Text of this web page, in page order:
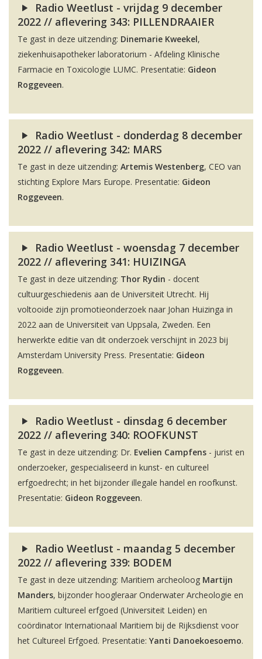
Radio Weetlust - vrijdag 9 december
2022 // aflevering 343: PILLENDRAAIER
Te gast in deze uitzending: Dinemarie Kweekel,
ziekenhuisapotheker laboratorium - Afdeling Klinische
Farmacie en Toxicologie LUMC. Presentatie: Gideon
Roggeveen.
Radio Weetlust - donderdag 8 december
2022 // aflevering 342: MARS
Te gast in deze uitzending: Artemis Westenberg, CEO van
stichting Explore Mars Europe. Presentatie: Gideon
Roggeveen.
Radio Weetlust - woensdag 7 december
2022 // aflevering 341: HUIZINGA
Te gast in deze uitzending: Thor Rydin - docent
cultuurgeschiedenis aan de Universiteit Utrecht. Hij
voltooide zijn promotieonderzoek naar Johan Huizinga in
2022 aan de Universiteit van Uppsala, Zweden. Een
herwerkte editie van dit onderzoek verschijnt in 2023 bij
Amsterdam University Press. Presentatie: Gideon
Roggeveen.
Radio Weetlust - dinsdag 6 december
2022 // aflevering 340: ROOFKUNST
Te gast in deze uitzending: Dr. Evelien Campfens - jurist en
onderzoeker, gespecialiseerd in kunst- en cultureel
erfgoedrecht; in het bijzonder illegale handel en roofkunst.
Presentatie: Gideon Roggeveen.
Radio Weetlust - maandag 5 december
2022 // aflevering 339: BODEM
Te gast in deze uitzending: Maritiem archeoloog Martijn
Manders, bijzonder hoogleraar Onderwater Archeologie en
Maritiem cultureel erfgoed (Universiteit Leiden) en
coördinator Internationaal Maritiem bij de Rijksdienst voor
het Cultureel Erfgoed. Presentatie: Yanti Danoekoesoemo.